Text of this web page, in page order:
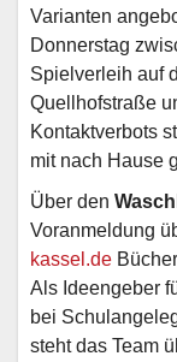
Varianten
Donnerstag
Spielverleih auf
Quellhofstraße
Kontaktverbots
mit nach Hause
Über den
Voranmeldung
kassel.de
Als Ideengeber
bei
steht das Team